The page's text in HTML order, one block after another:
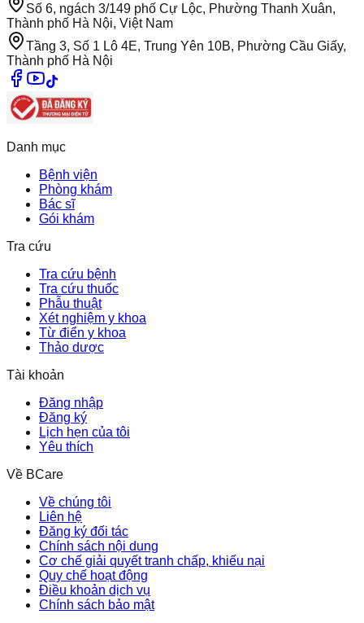
Số 6, ngách 3/149 phố Cự Lộc, Phường Thanh Xuân,
Thành phố Hà Nội, Việt Nam
Tầng 3, Số 1 Lô 4E, Trung Yên 10B, Phường Cầu Giấy,
Thành phố Hà Nội
Danh mục
Bệnh viện
Phòng khám
Bác sĩ
Gói khám
Tra cứu
Tra cứu bệnh
Tra cứu thuốc
Phẫu thuật
Xét nghiệm y khoa
Từ điển y khoa
Thảo dược
Tài khoản
Đăng nhập
Đăng ký
Lịch hẹn của tôi
Yêu thích
Về BCare
Về chúng tôi
Liên hệ
Đăng ký đối tác
Chính sách nội dung
Cơ chế giải quyết tranh chấp, khiếu nại
Quy chế hoạt động
Điều khoản dịch vụ
Chính sách bảo mật